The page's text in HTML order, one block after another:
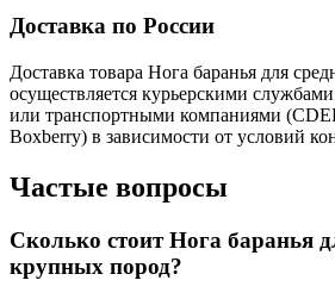
Доставка по России
Доставка товара Нога баранья для
осуществляется курьерскими
или транспортными компаниями
Boxberry) в зависимости от условий
Частые вопросы
Сколько стоит Нога баранья
крупных пород?